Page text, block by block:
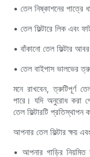
• তেল নিষ্কাশনের পাত্রে
• তেল ফিল্টারে লিক এবং
• বাঁকানো তেল ফিল্টার
• তেল বাইপাস ভালভের
মনে রাখবেন, ত্রুটিপূর্ণ
পারে। যদি অনুরোধ করা
তেল ফিল্টারটি প্রতিস্থাপন
আপনার তেল ফিল্টার ক্ষয়
• আপনার গাড়ির নিয়মিত